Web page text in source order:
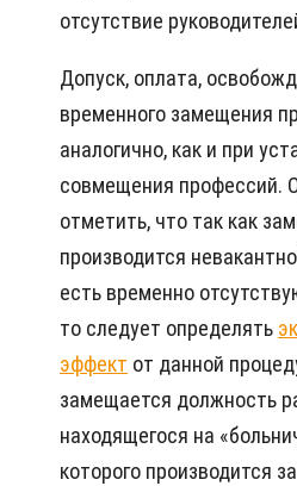
отсутствие
Допуск, оплата,
временного замещения
аналогично, как и при
совмещения профессий.
отметить, что так как
производится
есть временно
то следует определять
эффект от данной
замещается должность
находящегося на
которого производится